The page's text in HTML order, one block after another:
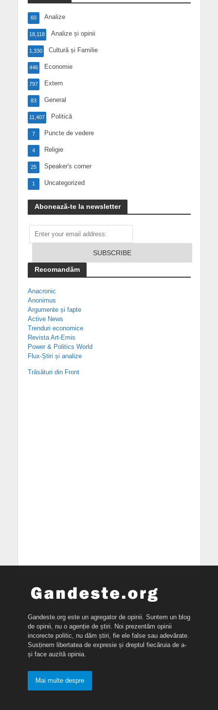
Analize
60
Analize și opinii
18,118
Cultură și Familie
1,330
Economie
446
Extern
797
General
83
Politică
11,407
Puncte de vedere
7
Religie
4
Speaker's corner
25
Uncategorized
1
Abonează-te la newsletter
Recomandăm
Anacronic
Anonimus
Argumente și fapte
Active News
Trenduri economice
Revista Art-Emis
Power & Politics World
Flux-Știri și analize
Trăsături din Front
Gandeste.org este un agregator de opinii. Suntem un blog
de opinii, nu o agenție de știri. Noi prezentăm opinii
incorecte politic, nu dăm știri, fie ele false sau adevărate.
Susținem libertatea de expresie și dreptul fiecăruia de a-
și face auzită opinia.
Mai multe despre